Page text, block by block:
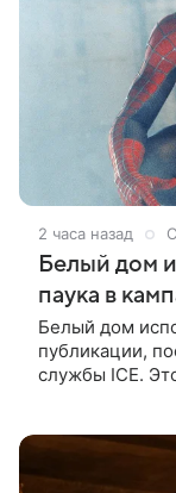
2 часа назад
Белый дом
паука в
Белый дом
публикации,
службы ICE.